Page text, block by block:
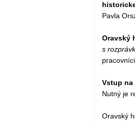
Pavla
Oravský
s
Vstup na
Nutný je
Oravský